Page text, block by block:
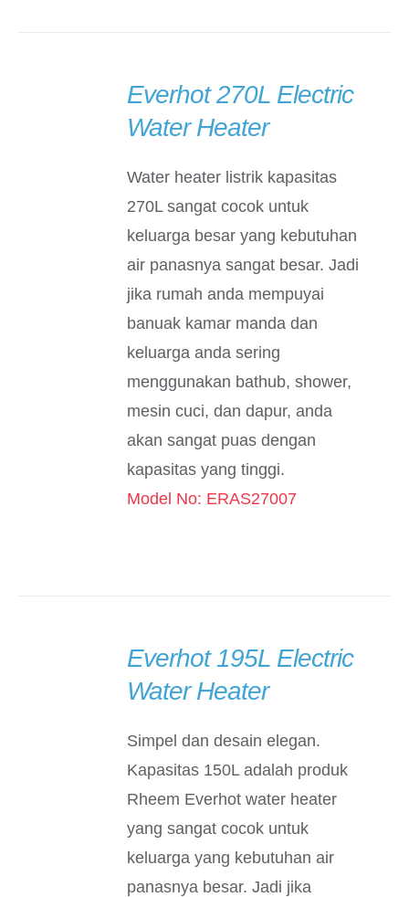
Everhot 270L Electric
Water Heater
Water heater listrik kapasitas
270L sangat cocok untuk
keluarga besar yang kebutuhan
air panasnya sangat besar. Jadi
jika rumah anda mempuyai
banuak kamar manda dan
keluarga anda sering
menggunakan bathub, shower,
mesin cuci, dan dapur, anda
akan sangat puas dengan
kapasitas yang tinggi.
Model No: ERAS27007
Everhot 195L Electric
Water Heater
Simpel dan desain elegan.
Kapasitas 150L adalah produk
Rheem Everhot water heater
yang sangat cocok untuk
keluarga yang kebutuhan air
panasnya besar. Jadi jika